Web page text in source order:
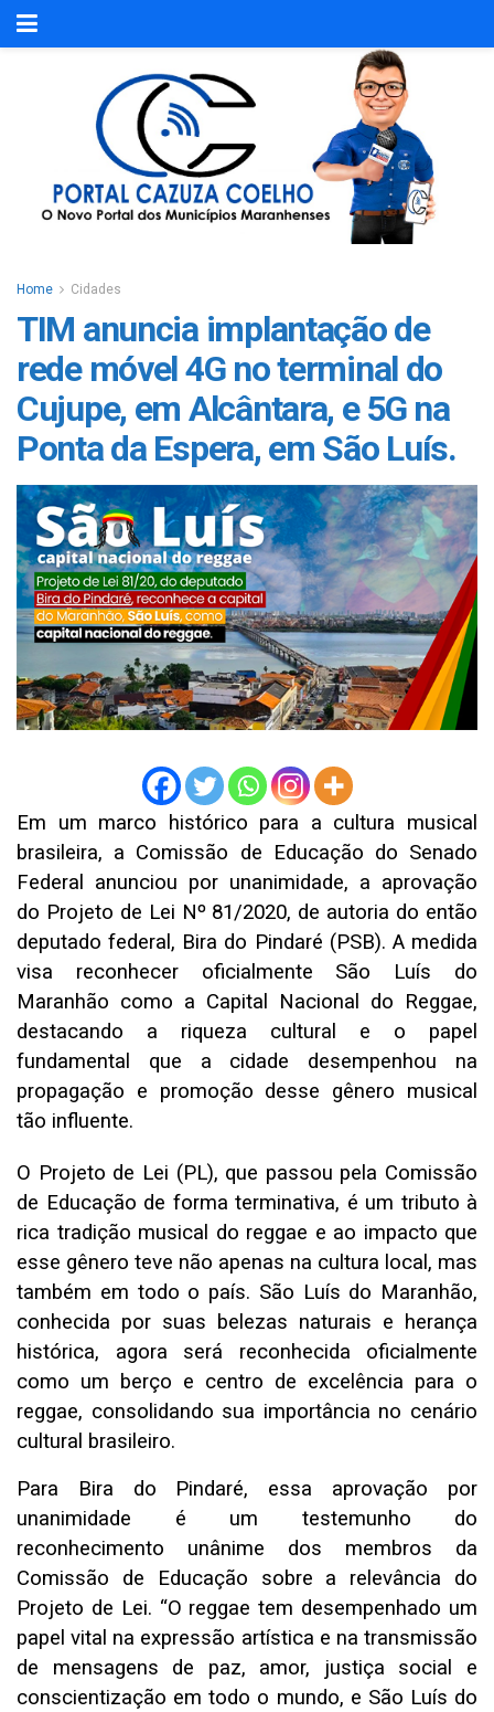
Home Cidades
TIM anuncia implantação de
rede móvel 4G no terminal do
Cujupe, em Alcântara, e 5G na
Ponta da Espera, em São Luís.
Em um marco histórico para a cultura musical
brasileira, a Comissão de Educação do Senado
Federal anunciou por unanimidade, a aprovação
do Projeto de Lei Nº 81/2020, de autoria do então
deputado federal, Bira do Pindaré (PSB). A medida
visa reconhecer oficialmente São Luís do
Maranhão como a Capital Nacional do Reggae,
destacando a riqueza cultural e o papel
fundamental que a cidade desempenhou na
propagação e promoção desse gênero musical
tão influente.
O Projeto de Lei (PL), que passou pela Comissão
de Educação de forma terminativa, é um tributo à
rica tradição musical do reggae e ao impacto que
esse gênero teve não apenas na cultura local, mas
também em todo o país. São Luís do Maranhão,
conhecida por suas belezas naturais e herança
histórica, agora será reconhecida oficialmente
como um berço e centro de excelência para o
reggae, consolidando sua importância no cenário
cultural brasileiro.
Para Bira do Pindaré, essa aprovação por
unanimidade é um testemunho do
reconhecimento unânime dos membros da
Comissão de Educação sobre a relevância do
Projeto de Lei. “O reggae tem desempenhado um
papel vital na expressão artística e na transmissão
de mensagens de paz, amor, justiça social e
conscientização em todo o mundo, e São Luís do